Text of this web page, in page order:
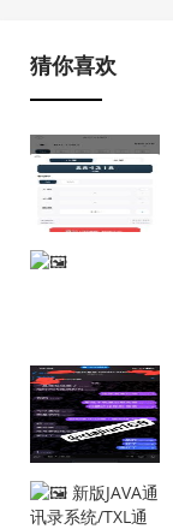
猜你喜欢